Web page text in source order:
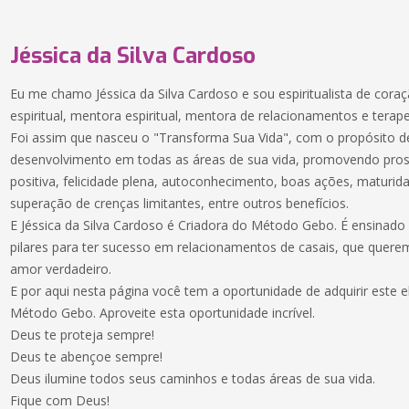
Jéssica da Silva Cardoso
Eu me chamo Jéssica da Silva Cardoso e sou espiritualista de
espiritual, mentora espiritual, mentora de relacionamentos e
Foi assim que nasceu o "Transforma Sua Vida", com o propósito
desenvolvimento em todas as áreas de sua vida, promovendo
positiva, felicidade plena, autoconhecimento, boas ações,
superação de crenças limitantes, entre outros benefícios.
E Jéssica da Silva Cardoso é Criadora do Método Gebo. É
pilares para ter sucesso em relacionamentos de casais, que
amor verdadeiro.
E por aqui nesta página você tem a oportunidade de adquirir este
Método Gebo. Aproveite esta oportunidade incrível.
Deus te proteja sempre!
Deus te abençoe sempre!
Deus ilumine todos seus caminhos e todas áreas de sua vida.
Fique com Deus!